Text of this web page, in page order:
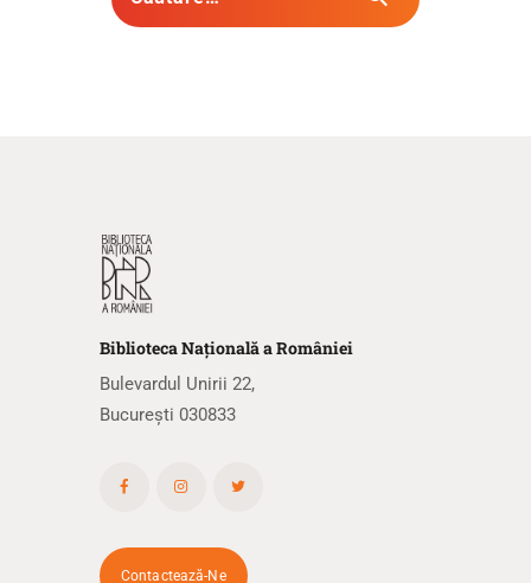
BibliotecaNaționalăa României
Bulevardul Unirii 22,
București 030833
Contactează-Ne